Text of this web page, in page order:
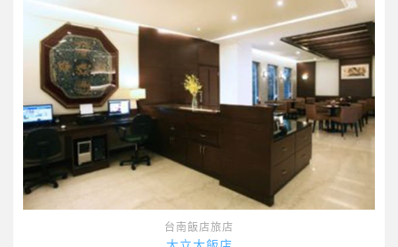
台南飯店旅店